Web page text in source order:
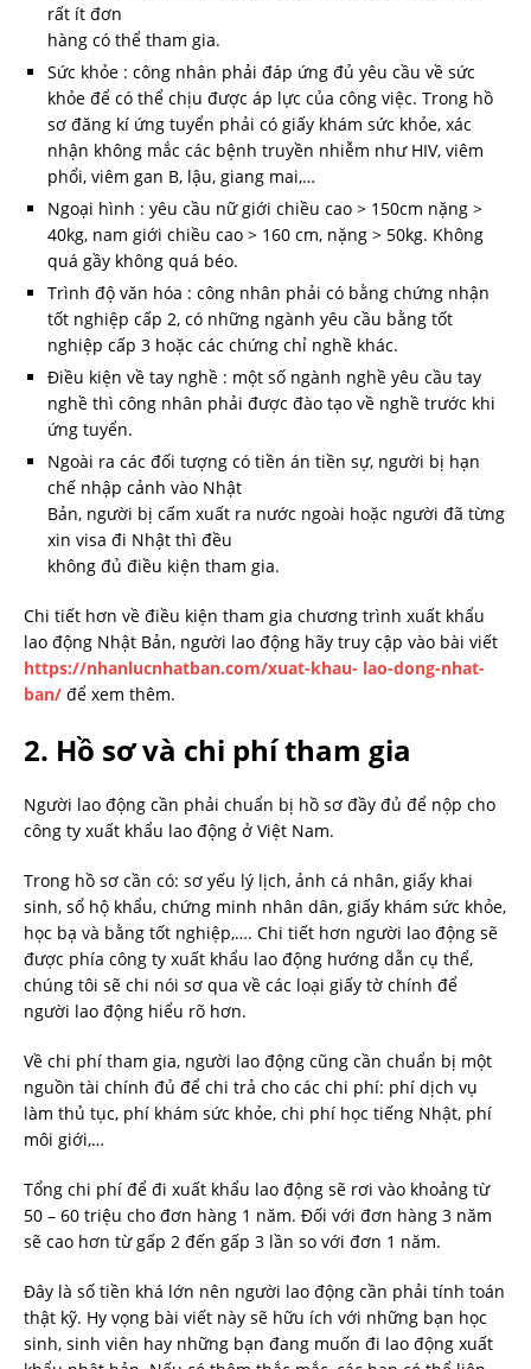
rất ít đơn
hàng có thể tham gia.
Sức khỏe : công nhân phải đáp ứng đủ yêu cầu về sức
khỏe để có thể chịu được áp lực của công việc. Trong hồ
sơ đăng kí ứng tuyển phải có giấy khám sức khỏe, xác
nhận không mắc các bệnh truyền nhiễm như HIV, viêm
phổi, viêm gan B, lậu, giang mai,…
Ngoại hình : yêu cầu nữ giới chiều cao > 150cm nặng >
40kg, nam giới chiều cao > 160 cm, nặng > 50kg. Không
quá gầy không quá béo.
Trình độ văn hóa : công nhân phải có bằng chứng nhận
tốt nghiệp cấp 2, có những ngành yêu cầu bằng tốt
nghiệp cấp 3 hoặc các chứng chỉ nghề khác.
Điều kiện về tay nghề : một số ngành nghề yêu cầu tay
nghề thì công nhân phải được đào tạo về nghề trước khi
ứng tuyển.
Ngoài ra các đối tượng có tiền án tiền sự, người bị hạn
chế nhập cảnh vào Nhật
Bản, người bị cấm xuất ra nước ngoài hoặc người đã từng
xin visa đi Nhật thì đều
không đủ điều kiện tham gia.
Chi tiết hơn về điều kiện tham gia chương trình xuất khẩu
lao động Nhật Bản, người lao động hãy truy cập vào bài viết
https://nhanlucnhatban.com/xuat-khau- lao-dong-nhat-
ban/ để xem thêm.
2. Hồ sơ và chi phí tham gia
Người lao động cần phải chuẩn bị hồ sơ đầy đủ để nộp cho
công ty xuất khẩu lao động ở Việt Nam.
Trong hồ sơ cần có: sơ yếu lý lịch, ảnh cá nhân, giấy khai
sinh, sổ hộ khẩu, chứng minh nhân dân, giấy khám sức khỏe,
học bạ và bằng tốt nghiệp,…. Chi tiết hơn người lao động sẽ
được phía công ty xuất khẩu lao động hướng dẫn cụ thể,
chúng tôi sẽ chi nói sơ qua về các loại giấy tờ chính để
người lao động hiểu rõ hơn.
Về chi phí tham gia, người lao động cũng cần chuẩn bị một
nguồn tài chính đủ để chi trả cho các chi phí: phí dịch vụ
làm thủ tục, phí khám sức khỏe, chi phí học tiếng Nhật, phí
môi giới,…
Tổng chi phí để đi xuất khẩu lao động sẽ rơi vào khoảng từ
50 – 60 triệu cho đơn hàng 1 năm. Đối với đơn hàng 3 năm
sẽ cao hơn từ gấp 2 đến gấp 3 lần so với đơn 1 năm.
Đây là số tiền khá lớn nên người lao động cần phải tính toán
thật kỹ. Hy vọng bài viết này sẽ hữu ích với những bạn học
sinh, sinh viên hay những bạn đang muốn đi lao động xuất